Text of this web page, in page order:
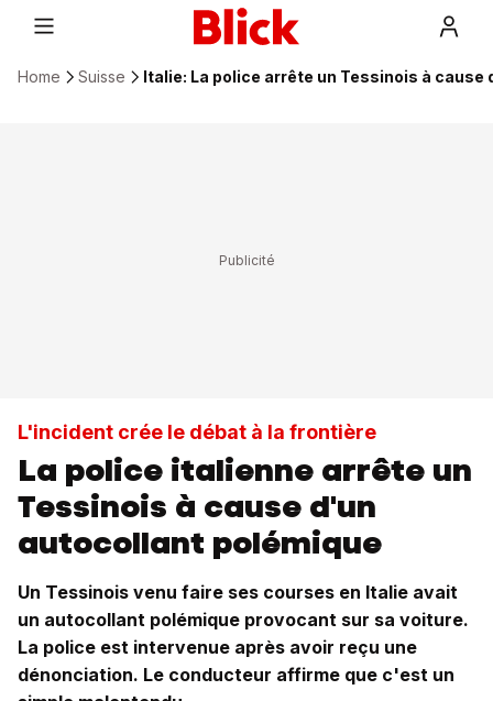
Home Suisse Italie: La police arrête un Tessinois à
L'incident crée le débat à la frontière
La police italienne arrête un
Tessinois à cause d'un
autocollant polémique
Un Tessinois venu faire ses courses en Italie avait
un autocollant polémique provocant sur sa voiture.
La police est intervenue après avoir reçu une
dénonciation. Le conducteur affirme que c'est un